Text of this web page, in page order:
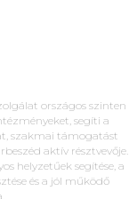
országos szinten
segíti a
szakmai támogatást
aktív résztvevője.
helyzetűek segítése, a
és a jól működő